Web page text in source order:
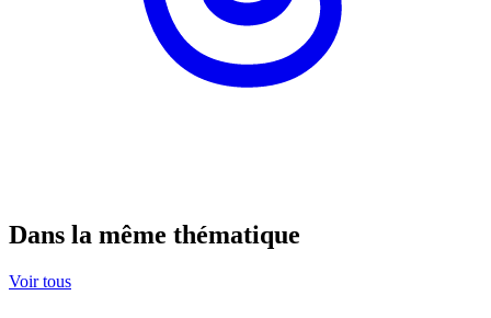
Dans la même thématique
Voir tous